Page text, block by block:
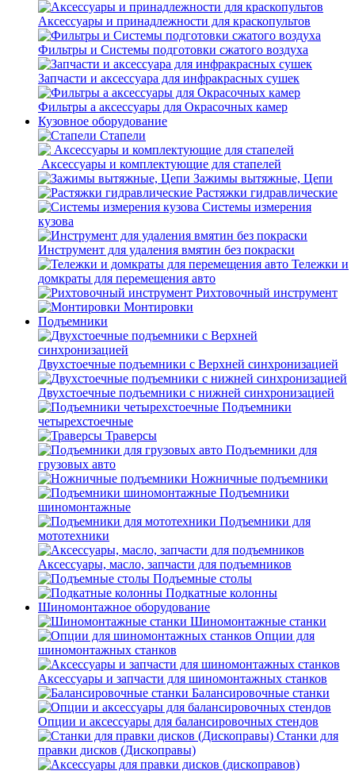
Аксессуары и принадлежности для краскопультов
Фильтры и Системы подготовки сжатого воздуха
Запчасти и аксессуара для инфракрасных сушек
Фильтры а аксессуары для Окрасочных камер
Кузовное оборудование
Стапели
Аксессуары и комплектующие для стапелей
Зажимы вытяжные, Цепи
Растяжки гидравлические
Системы измерения
кузова
Инструмент для удаления вмятин без покраски
Тележки и
домкраты для перемещения авто
Рихтовочный инструмент
Монтировки
Подъемники
Двухстоечные подъемники с Верхней синхронизацией
Двухстоечные подъемники с нижней синхронизацией
Подъемники
четырехстоечные
Траверсы
Подъемники для
грузовых авто
Ножничные подъемники
Подъемники
шиномонтажные
Подъемники для
мототехники
Аксессуары, масло, запчасти для подъемников
Подъемные столы
Подкатные колонны
Шиномонтажное оборудование
Шиномонтажные станки
Опции для
шиномонтажных станков
Аксессуары и запчасти для шиномонтажных станков
Балансировочные станки
Опции и аксессуары для балансировочных стендов
Станки для
правки дисков (Дископравы)